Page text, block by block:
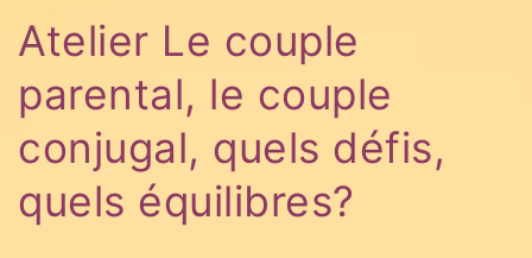
Atelier Le couple
parental, le couple
conjugal, quels défis,
quels équilibres?